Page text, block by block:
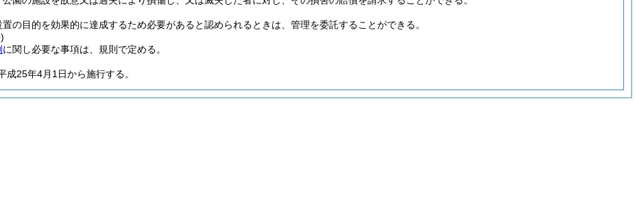
の目的を効果的に達成するため必要があると認められるときは、管理を委託することができる。
に関し必要な事項は、規則で定める。
成25年4月1日から施行する。